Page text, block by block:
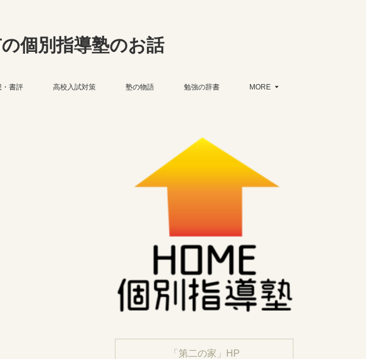
個別指導塾のお話
書評 高校入試対策 塾の物語 勉強の辞書 MORE
「第二の家」HP